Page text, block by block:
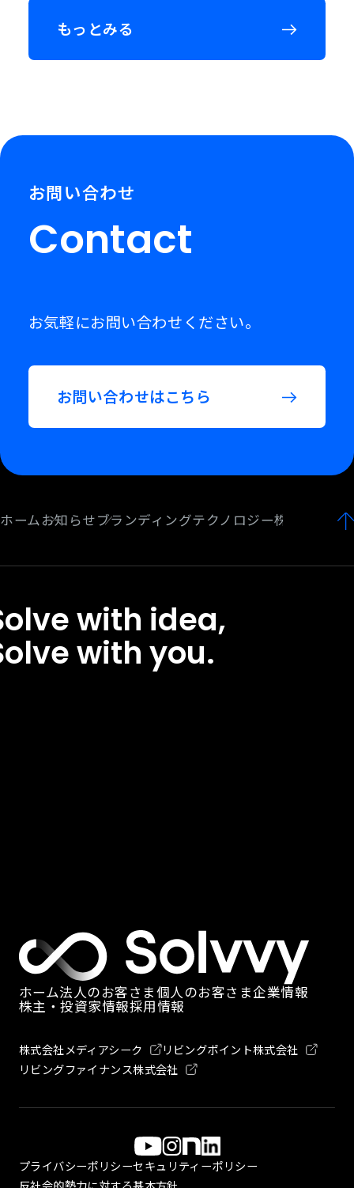
もっとみる
お問い合わせ
Contact
お気軽にお問い合わせください。
お問い合わせはこちら
ホームお知らせ
with idea,
with you.
ホーム法人のお客さま個人のお客さま企業情報
株主・投資家情報採用情報
株式会社メディアシーク
リビングポイント株式会社
リビングファイナンス株式会社
プライバシーポリシーセキュリティーポリシー